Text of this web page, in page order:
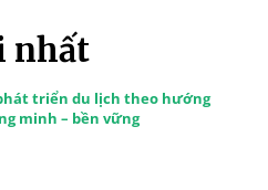
nhất
triển du lịch theo hướng
minh – bền vững